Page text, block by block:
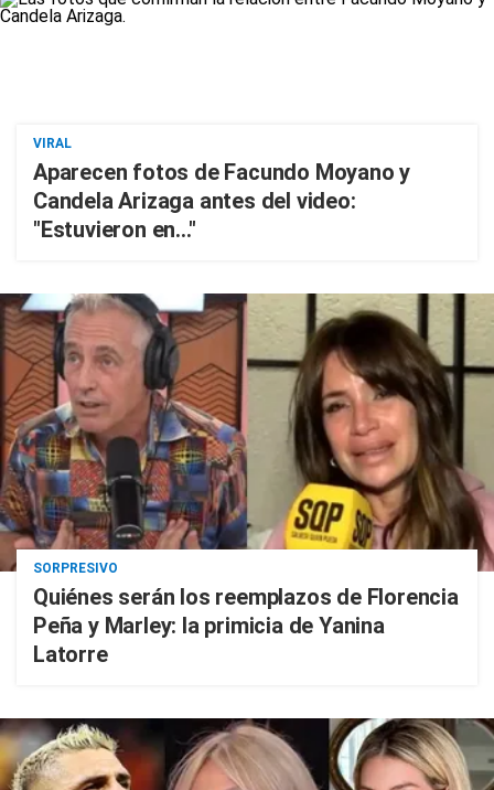
VIRAL
Aparecen fotos de Facundo Moyano y
Candela Arizaga antes del video:
"Estuvieron en..."
SORPRESIVO
Quiénes serán los reemplazos de Florencia
Peña y Marley: la primicia de Yanina
Latorre